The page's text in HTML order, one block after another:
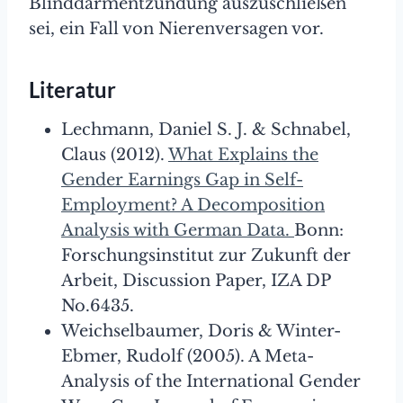
sei, ein Fall von Nierenversagen vor.
Literatur
Lechmann, Daniel S. J. & Schnabel,
Claus (2012).What Explains the
Gender Earnings Gap in Self-
Employment? A Decomposition
Analysis with German Data. Bonn:
Forschungsinstitut zur Zukunft der
Arbeit, Discussion Paper, IZA DP
No.6435.
Weichselbaumer, Doris & Winter-
Ebmer, Rudolf (2005). A Meta-
Analysis of the International Gender